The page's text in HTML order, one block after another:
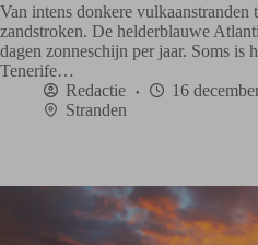
Van intens donkere vulkaanstranden
zandstroken. De helderblauwe
dagen zonneschijn per jaar. Soms is
Tenerife…
Redactie
16
Stranden